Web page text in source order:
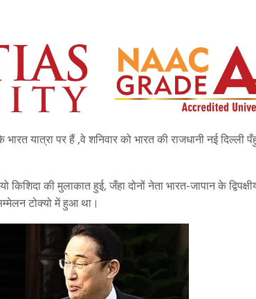
भारत यात्रा पर हैं ,वे शनिवार को भारत की राजधानी नई दिल्ली
की मुलाकात हुई, जँहा दोनों नेता भारत-जापान के
टोक्यो में हुआ था।